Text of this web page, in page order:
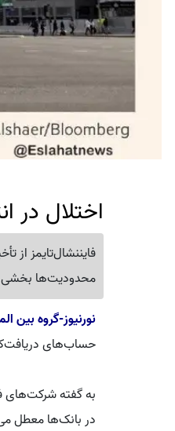
اختلال در
فایننشال‌تایمز از
محدودیت‌ها بخشی
نورنیوز-گروه بین
حساب‌های
به گفته شرکت‌های
در بانک‌ها معطل